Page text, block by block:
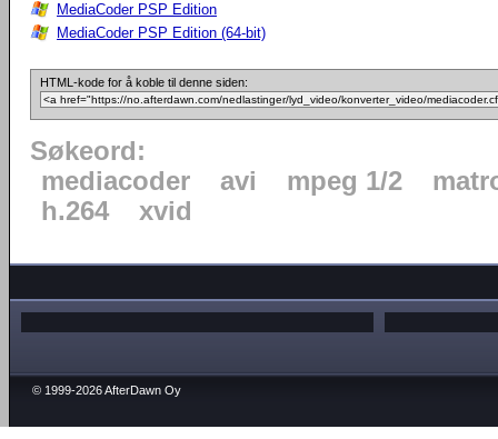
MediaCoder PSP Edition
MediaCoder PSP Edition (64-bit)
HTML-kode for å koble til denne siden:
Søkeord:
mediacoder
avi mpeg 1/2
h.264
xvid
© 1999-2026 AfterDawn Oy